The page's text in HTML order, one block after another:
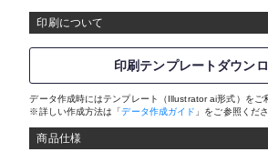
印刷について
印刷テンプレートダウン
データ作成時にはテンプレート（Illustrator ai形式）をご
※詳しい作成方法は「データ作成ガイド 」をご参照くださ
商品仕様